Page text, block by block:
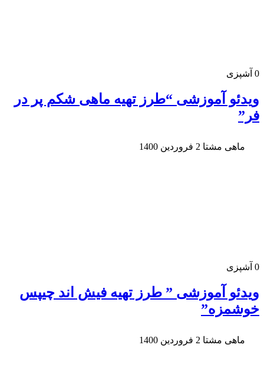
0 آشپزی
ویدئو آموزشی “طرز تهیه ماهی شکم پر در
فر”
ماهی مشتا 2 فروردین 1400
0 آشپزی
ویدئو آموزشی ” طرز تهیه فیش اند چیپس
خوشمزه”
ماهی مشتا 2 فروردین 1400